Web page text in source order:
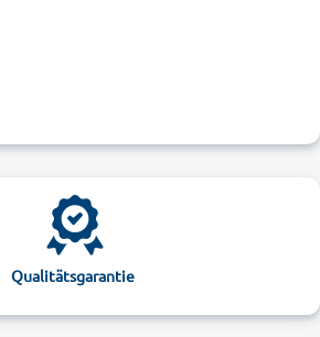
Qualitätsgarantie